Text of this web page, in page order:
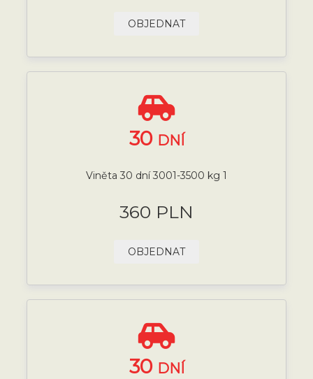
OBJEDNAT
30 DNÍ
Viněta 30 dní 3001-3500 kg 1
360 PLN
OBJEDNAT
30 DNÍ